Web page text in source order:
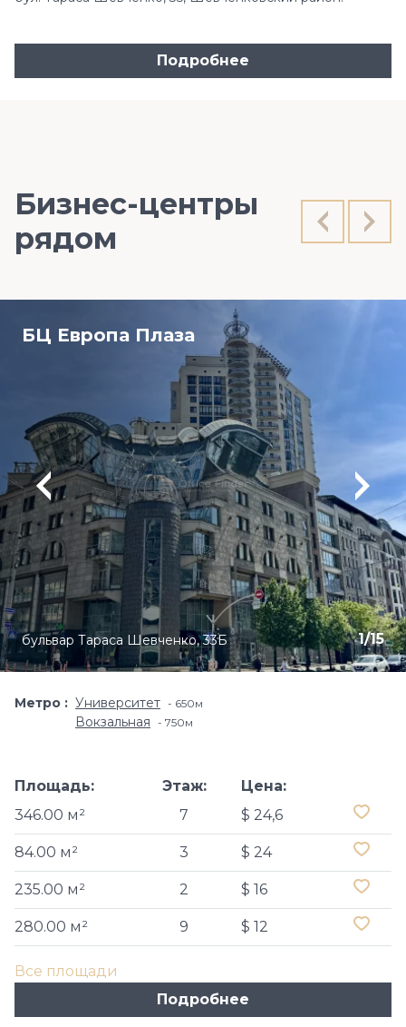
Подробнее
Бизнес-центры
рядом
БЦ Европа Плаза
1/15
бульвар Тараса Шевченко, 33Б
Метро Университет 650м
Вокзальная 750м
Площадь:
346.00 м²
Этаж:
7
Цена:
$ 24,6
84.00 м² 3 $ 24
235.00 м² 2 $ 16
280.00 м² 9 $ 12
Все площади
Подробнее